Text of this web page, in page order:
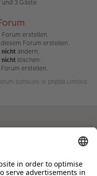
3 Gäste
Forum erstellen.
Forum erstellen.
nicht ändern.
nicht löschen.
erstellen.
Software © phpBB Limited